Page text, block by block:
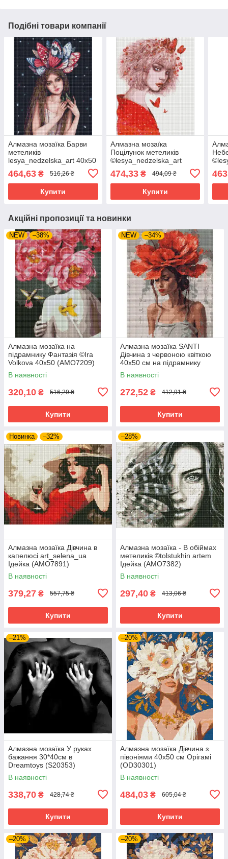
Подібні товари компанії
Алмазна мозаїка Барви
метеликів
lesya_nedzelska_art 40х50
464,63 ₴ 516,26 ₴
Купити
Алмазна мозаїка
Поцілунок метеликів
©lesya_nedzelska_art
Ідейка 40х50 (AMO7419)
474,33₴ 494,09 ₴
Купити
Акційні пропозиції та новинки
NEW –38%
Алмазна мозаїка на
підрамнику Фантазія ©Ira
Volkova 40х50 (AMO7209)
В наявності
320,10 ₴ 516,29 ₴
Купити
NEW –34%
Алмазна мозаїка SANTI
Дівчина з червоною квіткою
40х50 см на підрамнику
(956045)
В наявності
272,52 ₴ 412,91 ₴
Купити
Новинка –32%
Алмазна мозаїка Дівчина в
капелюсі art_selena_ua
Ідейка (AMO7891)
В наявності
379,27 ₴ 557,75 ₴
Купити
–28%
Алмазна мозаїка - В обіймах
метеликів ©tolstukhin artem
Ідейка (AMO7382)
В наявності
297,40 ₴ 413,06 ₴
Купити
–21%
Алмазна мозаїка У руках
бажання 30*40см в
Dreamtoys (S20353)
В наявності
338,70 ₴ 428,74 ₴
Купити
–20%
Алмазна мозаїка Дівчина з
півоніями 40х50 см Орігамі
(OD30301)
В наявності
484,03 ₴ 605,04 ₴
Купити
–20% –20%